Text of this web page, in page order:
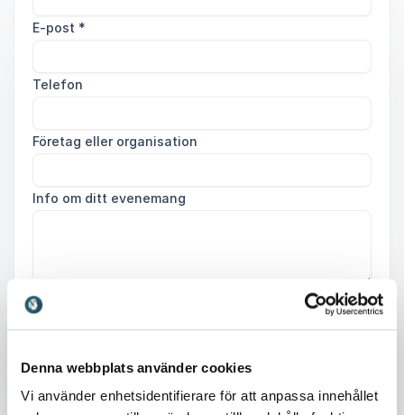
Denna webbplats använder cookies
Vi använder enhetsidentifierare för att anpassa innehållet
E-post *
Telefon
Företag eller organisation
Info om ditt evenemang